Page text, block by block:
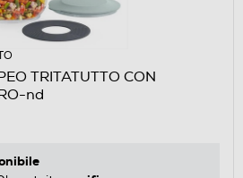
TRITATUTTO CON
nd